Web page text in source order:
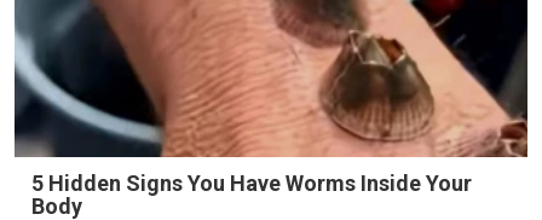
5 Hidden Signs You Have Worms Inside Your
Body